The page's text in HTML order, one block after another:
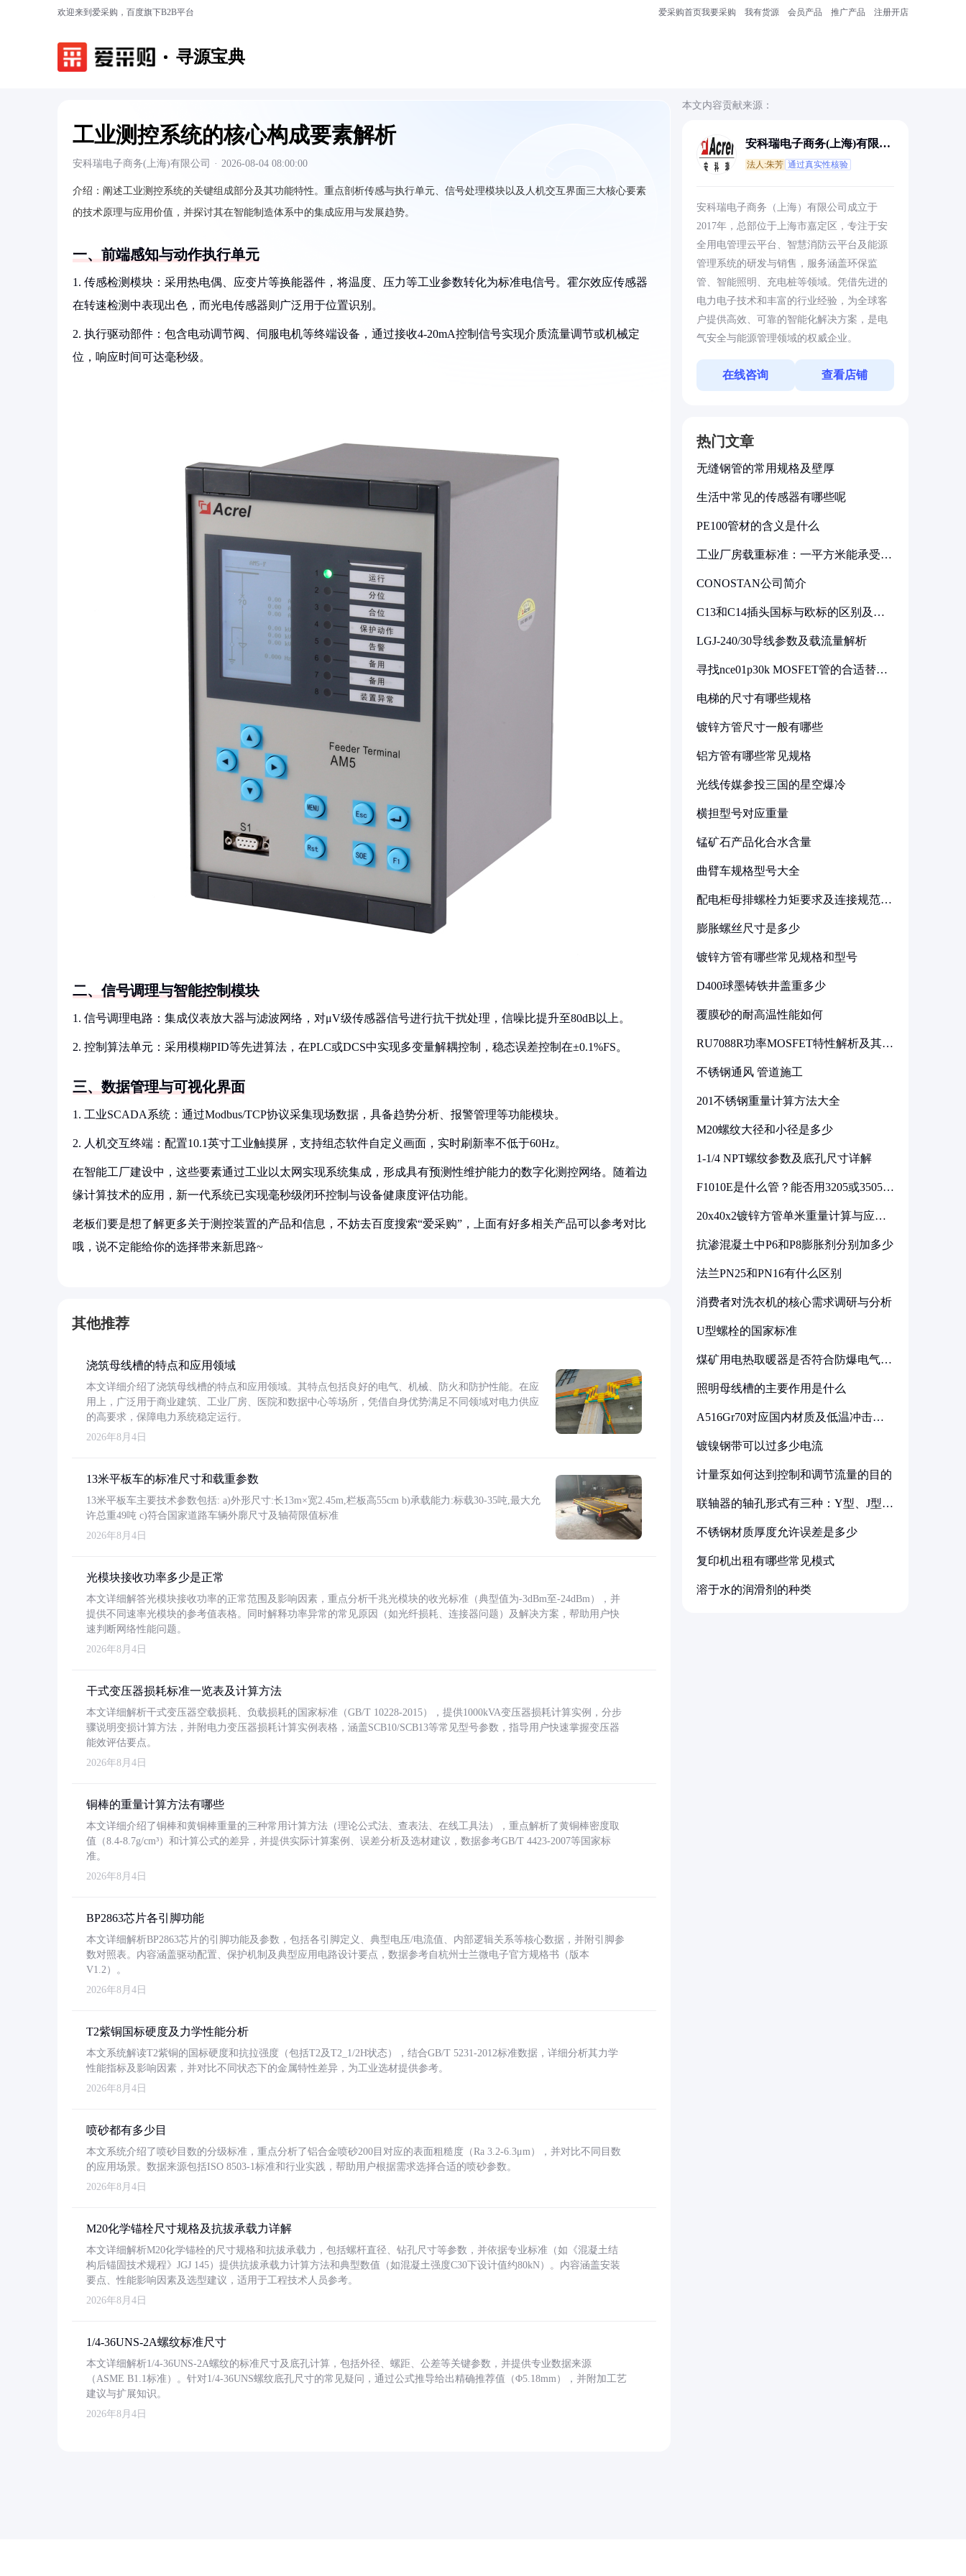
欢迎来到爱采购，百度旗下B2B平台 爱采购首页我要采购 我有货源 会员产品 推广产品 注册开店
寻源宝典
工业测控系统的核心构成要素解析
安科瑞电子商务(上海)有限公司 · 2026-08-04 08:00:00
介绍： 阐述工业测控系统的关键组成部分及其功能特性。重点剖析传感与执行单元、信号处理模块以及人机交互界面三大核心要素
的技术原理与应用价值，并探讨其在智能制造体系中的集成应用与发展趋势。
一、前端感知与动作执行单元
1. 传感检测模块：采用热电偶、应变片等换能器件，将温度、压力等工业参数转化为标准电信号。霍尔效应传感器
在转速检测中表现出色，而光电传感器则广泛用于位置识别。
2. 执行驱动部件：包含电动调节阀、伺服电机等终端设备，通过接收4-20mA控制信号实现介质流量调节或机械定
位，响应时间可达毫秒级。
二、信号调理与智能控制模块
1. 信号调理电路：集成仪表放大器与滤波网络，对μV级传感器信号进行抗干扰处理，信噪比提升至80dB以上。
2. 控制算法单元：采用模糊PID等先进算法，在PLC或DCS中实现多变量解耦控制，稳态误差控制在±0.1%FS。
三、数据管理与可视化界面
1. 工业SCADA系统：通过Modbus/TCP协议采集现场数据，具备趋势分析、报警管理等功能模块。
2. 人机交互终端：配置10.1英寸工业触摸屏，支持组态软件自定义画面，实时刷新率不低于60Hz。
在智能工厂建设中，这些要素通过工业以太网实现系统集成，形成具有预测性维护能力的数字化测控网络。随着边
缘计算技术的应用，新一代系统已实现毫秒级闭环控制与设备健康度评估功能。
老板们要是想了解更多关于测控装置的产品和信息，不妨去百度搜索“爱采购”，上面有好多相关产品可以参考对比
哦，说不定能给你的选择带来新思路~
其他推荐
浇筑母线槽的特点和应用领域
本文详细介绍了浇筑母线槽的特点和应用领域。其特点包括良好的电气、机械、防火和防护性能。在应
用上，广泛用于商业建筑、工业厂房、医院和数据中心等场所，凭借自身优势满足不同领域对电力供应
的高要求，保障电力系统稳定运行。
2026年8月4日
13米平板车的标准尺寸和载重参数
13米平板车主要技术参数包括: a)外形尺寸:长13m×宽2.45m,栏板高55cm b)承载能力:标载30-35吨,最大允
许总重49吨 c)符合国家道路车辆外廓尺寸及轴荷限值标准
2026年8月4日
光模块接收功率多少是正常
本文详细解答光模块接收功率的正常范围及影响因素，重点分析千兆光模块的收光标准（典型值为-3dBm至-24dBm），并
提供不同速率光模块的参考值表格。同时解释功率异常的常见原因（如光纤损耗、连接器问题）及解决方案，帮助用户快
速判断网络性能问题。
2026年8月4日
干式变压器损耗标准一览表及计算方法
本文详细解析干式变压器空载损耗、负载损耗的国家标准（GB/T 10228-2015），提供1000kVA变压器损耗计算实例，分步
骤说明变损计算方法，并附电力变压器损耗计算实例表格，涵盖SCB10/SCB13等常见型号参数，指导用户快速掌握变压器
能效评估要点。
2026年8月4日
铜棒的重量计算方法有哪些
本文详细介绍了铜棒和黄铜棒重量的三种常用计算方法（理论公式法、查表法、在线工具法），重点解析了黄铜棒密度取
值（8.4-8.7g/cm³）和计算公式的差异，并提供实际计算案例、误差分析及选材建议，数据参考GB/T 4423-2007等国家标
准。
2026年8月4日
BP2863芯片各引脚功能
本文详细解析BP2863芯片的引脚功能及参数，包括各引脚定义、典型电压/电流值、内部逻辑关系等核心数据，并附引脚参
数对照表。内容涵盖驱动配置、保护机制及典型应用电路设计要点，数据参考自杭州士兰微电子官方规格书（版本
V1.2）。
2026年8月4日
T2紫铜国标硬度及力学性能分析
本文系统解读T2紫铜的国标硬度和抗拉强度（包括T2及T2_1/2H状态），结合GB/T 5231-2012标准数据，详细分析其力学
性能指标及影响因素，并对比不同状态下的金属特性差异，为工业选材提供参考。
2026年8月4日
喷砂都有多少目
本文系统介绍了喷砂目数的分级标准，重点分析了铝合金喷砂200目对应的表面粗糙度（Ra 3.2-6.3μm），并对比不同目数
的应用场景。数据来源包括ISO 8503-1标准和行业实践，帮助用户根据需求选择合适的喷砂参数。
2026年8月4日
M20化学锚栓尺寸规格及抗拔承载力详解
本文详细解析M20化学锚栓的尺寸规格和抗拔承载力，包括螺杆直径、钻孔尺寸等参数，并依据专业标准（如《混凝土结
构后锚固技术规程》JGJ 145）提供抗拔承载力计算方法和典型数值（如混凝土强度C30下设计值约80kN）。内容涵盖安装
要点、性能影响因素及选型建议，适用于工程技术人员参考。
2026年8月4日
1/4-36UNS-2A螺纹标准尺寸
本文详细解析1/4-36UNS-2A螺纹的标准尺寸及底孔计算，包括外径、螺距、公差等关键参数，并提供专业数据来源
（ASME B1.1标准）。针对1/4-36UNS螺纹底孔尺寸的常见疑问，通过公式推导给出精确推荐值（Φ5.18mm），并附加工艺
建议与扩展知识。
2026年8月4日
本文内容贡献来源：
安科瑞电子商务(上海)有限公
法人:朱芳 通过真实性核验
安科瑞电子商务（上海）有限公司成立于
2017年，总部位于上海市嘉定区，专注于安
全用电管理云平台、智慧消防云平台及能源
管理系统的研发与销售，服务涵盖环保监
管、智能照明、充电桩等领域。凭借先进的
电力电子技术和丰富的行业经验，为全球客
户提供高效、可靠的智能化解决方案，是电
气安全与能源管理领域的权威企业。
在线咨询 查看店铺
热门文章
无缝钢管的常用规格及壁厚
生活中常见的传感器有哪些呢
PE100管材的含义是什么
工业厂房载重标准：一平方米能承受多
CONOSTAN公司简介
C13和C14插头国标与欧标的区别及其
LGJ-240/30导线参数及载流量解析
寻找nce01p30k MOSFET管的合适替代
电梯的尺寸有哪些规格
镀锌方管尺寸一般有哪些
铝方管有哪些常见规格
光线传媒参投三国的星空爆冷
横担型号对应重量
锰矿石产品化合水含量
曲臂车规格型号大全
配电柜母排螺栓力矩要求及连接规范详
膨胀螺丝尺寸是多少
镀锌方管有哪些常见规格和型号
D400球墨铸铁井盖重多少
覆膜砂的耐高温性能如何
RU7088R功率MOSFET特性解析及其在
不锈钢通风 管道施工
201不锈钢重量计算方法大全
M20螺纹大径和小径是多少
1-1/4 NPT螺纹参数及底孔尺寸详解
F1010E是什么管？能否用3205或3505代
20x40x2镀锌方管单米重量计算与应用
抗渗混凝土中P6和P8膨胀剂分别加多少
法兰PN25和PN16有什么区别
消费者对洗衣机的核心需求调研与分析
U型螺栓的国家标准
煤矿用电热取暖器是否符合防爆电气设
照明母线槽的主要作用是什么
A516Gr70对应国内材质及低温冲击要
镀镍钢带可以过多少电流
计量泵如何达到控制和调节流量的目的
联轴器的轴孔形式有三种：Y型、J型、
不锈钢材质厚度允许误差是多少
复印机出租有哪些常见模式
溶于水的润滑剂的种类